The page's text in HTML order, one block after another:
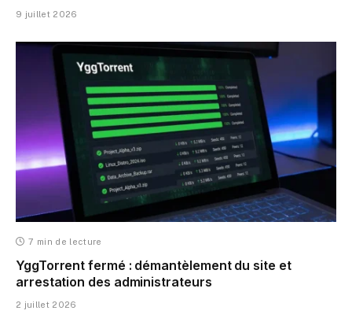
9 juillet 2026
7 min de lecture
YggTorrent fermé : démantèlement du site et
arrestation des administrateurs
2 juillet 2026